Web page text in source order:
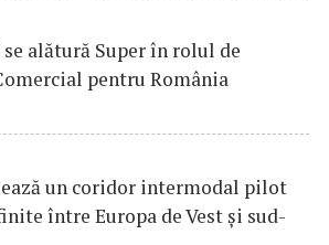
alătură Super în rolul de
pentru România
un coridor intermodal pilot
între Europa de Vest și sud-